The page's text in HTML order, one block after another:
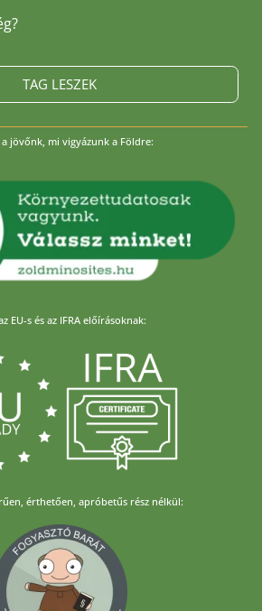
TAG LESZEK
jövőnk, mi vigyázunk a Földre:
EU-s és az IFRA előírásoknak:
érthetően, apróbetűs rész nélkül: